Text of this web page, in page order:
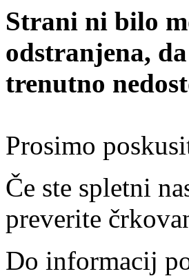
Strani ni bilo
odstranjena,
trenutno
Prosimo
Če ste spletni
preverite
Do informacij